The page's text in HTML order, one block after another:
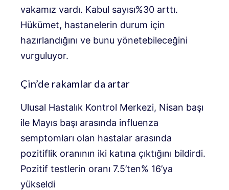
vakamız vardı. Kabul sayısı%30 arttı.
Hükümet, hastanelerin durum için
hazırlandığını ve bunu yönetebileceğini
vurguluyor.
Çin’de rakamlar da artar
Ulusal Hastalık Kontrol Merkezi, Nisan başı
ile Mayıs başı arasında influenza
semptomları olan hastalar arasında
pozitiflik oranının iki katına çıktığını bildirdi.
Pozitif testlerin oranı 7.5’ten% 16’ya
yükseldi